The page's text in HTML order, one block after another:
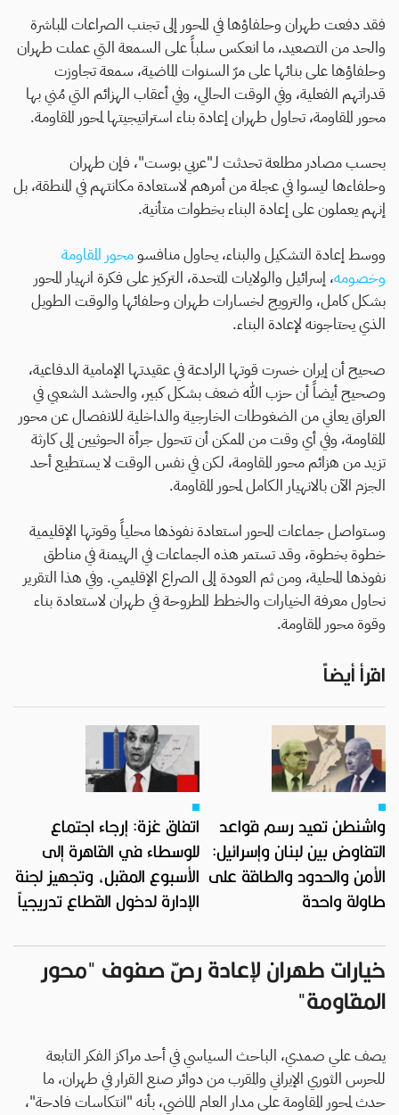
فقد دفعت طهران وحلفاؤها في المحور إلى تجنب الصراعات المباشرة
والحد من التصعيد، ما انعكس سلباً على السمعة التي عملت طهران
وحلفاؤها على بنائها على مرّ السنوات الماضية، سمعة تجاوزت
قدراتهم الفعلية، وفي الوقت الحالي، وفي أعقاب الهزائم التي مُني بها
محور المقاومة، تحاول طهران إعادة بناء استراتيجيتها لمحور المقاومة.
بحسب مصادر مطلعة تحدثت لـ"عربي بوست"، فإن طهران
وحلفاءها ليسوا في عجلة من أمرهم لاستعادة مكانتهم في المنطقة، بل
إنهم يعملون على إعادة البناء بخطوات متأنية.
ووسط إعادة التشكيل والبناء، يحاول منافسومحور المقاومة
وخصومه، إسرائيل والولايات المتحدة، التركيز على فكرة انهيار المحور
بشكل كامل، والترويج لخسارات طهران وحلفائها والوقت الطويل
الذي يحتاجونه لإعادة البناء.
صحيح أن إيران خسرت قوتها الرادعة في عقيدتها الإمامية الدفاعية،
وصحيح أيضاً أن حزب الله ضعف بشكل كبير، والحشد الشعبي في
العراق يعاني من الضغوطات الخارجية والداخلية للانفصال عن محور
المقاومة، وفي أي وقت من الممكن أن تتحول جرأة الحوثيين إلى كارثة
تزيد من هزائم محور المقاومة، لكن في نفس الوقت لا يستطيع أحد
الجزم الآن بالانهيار الكامل لمحور المقاومة.
وستواصل جماعات المحور استعادة نفوذها محلياً وقوتها الإقليمية
خطوة بخطوة، وقد تستمر هذه الجماعات في الهيمنة في مناطق
نفوذها المحلية، ومن ثم العودة إلى الصراع الإقليمي. وفي هذا التقرير
نحاول معرفة الخيارات والخطط المطروحة في طهران لاستعادة بناء
وقوة محور المقاومة.
اقرأ أيضاً
واشنطن تعيد رسم قواعد
التفاوض بين لبنان وإسرائيل:
الأمن والحدود والطاقة على
طاولة واحدة
اتفاق غزة: إرجاء اجتماع
للوسطاء في القاهرة إلى
الأسبوع المقبل، وتجهيز لجنة
الإدارة لدخول القطاع تدريجياً
خيارات طهران لإعادة رصّ صفوف "محور
المقاومة"
يصف علي صمدي، الباحث السياسي في أحد مراكز الفكر التابعة
للحرس الثوري الإيراني والمقرب من دوائر صنع القرار في طهران، ما
حدث لمحور المقاومة على مدار العام الماضي، بأنه "انتكاسات فادحة"،